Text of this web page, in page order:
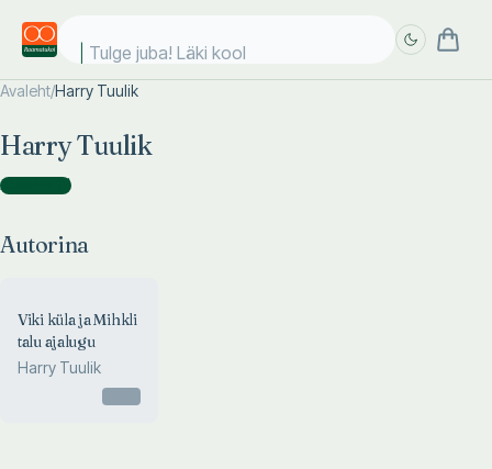
Tulge juba! Läki kooli
Avaleht/Harry Tuulik
Harry Tuulik
Autorina )
Autorina
Viki küla ja Mihkli
talu ajalugu
Harry Tuulik